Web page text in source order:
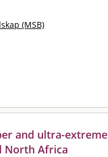
(MSB)
and ultra-extreme
North Africa